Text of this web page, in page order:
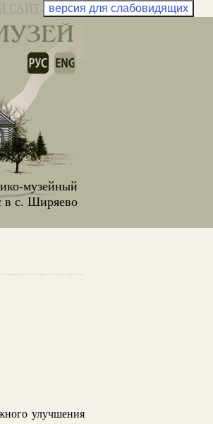
САЙТ версия для слабовидящих
музейный
в с. Ширяево
улучшения